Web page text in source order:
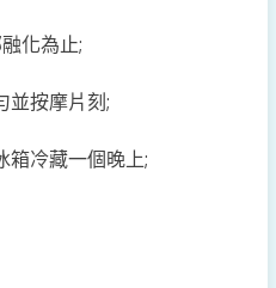
化為止;
並按摩片刻;
箱冷藏一個晚上;